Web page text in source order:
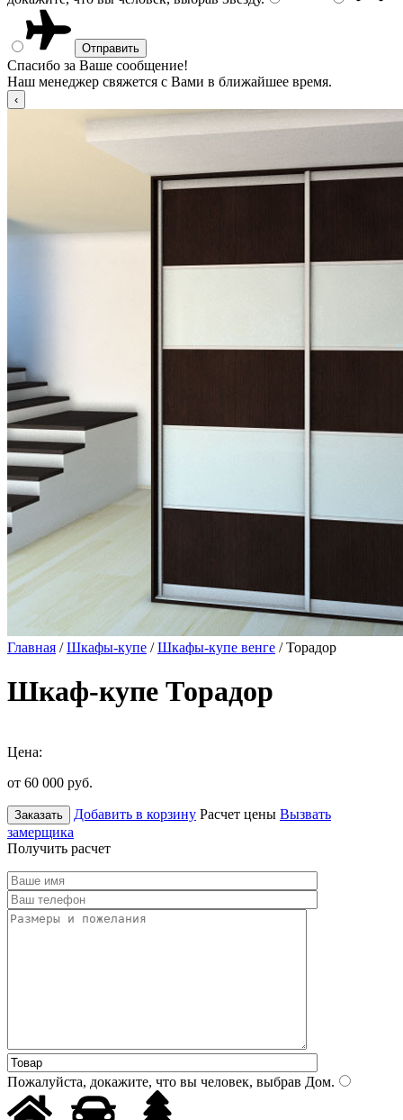
Спасибо за Ваше сообщение!
Наш менеджер свяжется с Вами в ближайшее время.
Главная /Шкафы-купе /Шкафы-купе венге / Торадор
Шкаф-купе Торадор
Цена:
от 60 000 руб.
Заказать Добавить в корзину Расчет цены Вызвать
замерщика
Получить расчет
Пожалуйста, докажите, что вы человек, выбрав Дом.